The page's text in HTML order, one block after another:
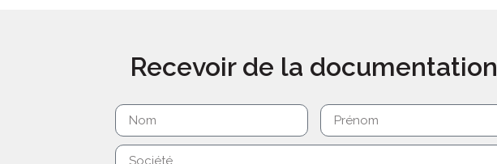
Recevoir de la documentation